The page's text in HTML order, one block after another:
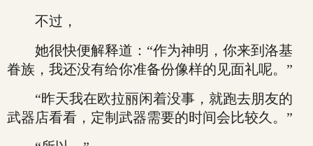
不过，
她很快便解释道：“作为神明，你来到洛基
眷族，我还没有给你准备份像样的见面礼呢。”
“昨天我在欧拉丽闲着没事，就跑去朋友的
武器店看看，定制武器需要的时间会比较久。”